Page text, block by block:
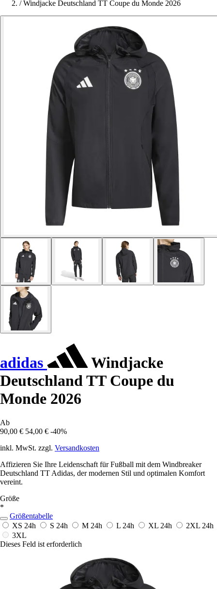
/ Windjacke Deutschland TT Coupe du Monde 2026
adidas
Windjacke
Deutschland TT Coupe du
Monde 2026
Ab
90,00 € 54,00 € -40%
inkl. MwSt. zzgl. Versandkosten
Affizieren Sie Ihre Leidenschaft für Fußball mit dem Windbreaker
Deutschland TT Adidas, der modernen Stil und optimalen Komfort
vereint.
Größe
*
Größentabelle
XS 24h S 24h M 24h L 24h XL 24h 2XL 24h
3XL
Dieses Feld ist erforderlich